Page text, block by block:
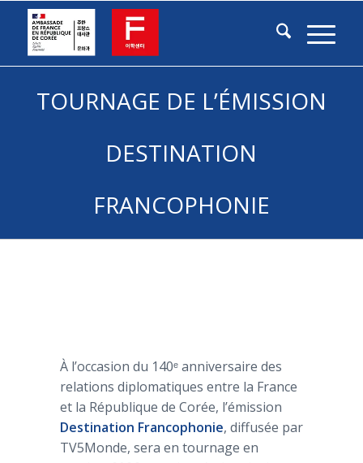
TOURNAGE DE L’ÉMISSION
DESTINATION
FRANCOPHONIE
À l’occasion du 140ᵉ anniversaire des
relations diplomatiques entre la France
et la République de Corée, l’émission
Destination Francophonie, diffusée par
TV5Monde, sera en tournage en